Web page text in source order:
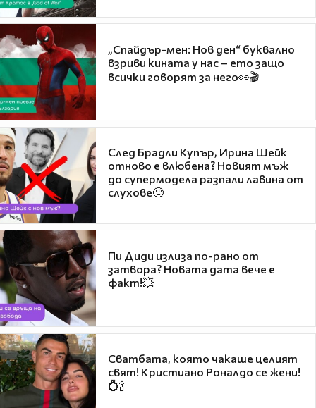
„Спайдър-мен: Нов ден“ буквално
взриви кината у нас – ето защо
всички говорят за него👀🎬
След Брадли Купър, Ирина Шейк
отново е влюбена? Новият мъж
до супермодела разпали лавина от
слухове🧐
Пи Диди излиза по-рано от
затвора? Новата дата вече е
факт!💥
Сватбата, която чакаше целият
свят! Кристиано Роналдо се жени!
💍🍾